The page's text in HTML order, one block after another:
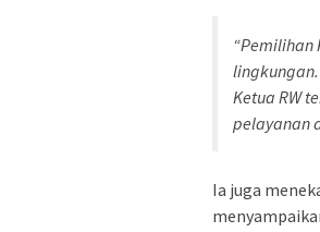
Ketua RW
pelayanan
Ia juga